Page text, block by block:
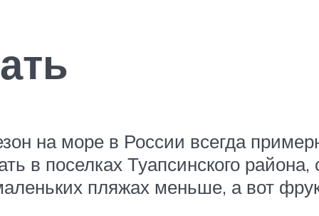
на море в России всегда
в поселках Туапсинского
пляжах меньше, а вот